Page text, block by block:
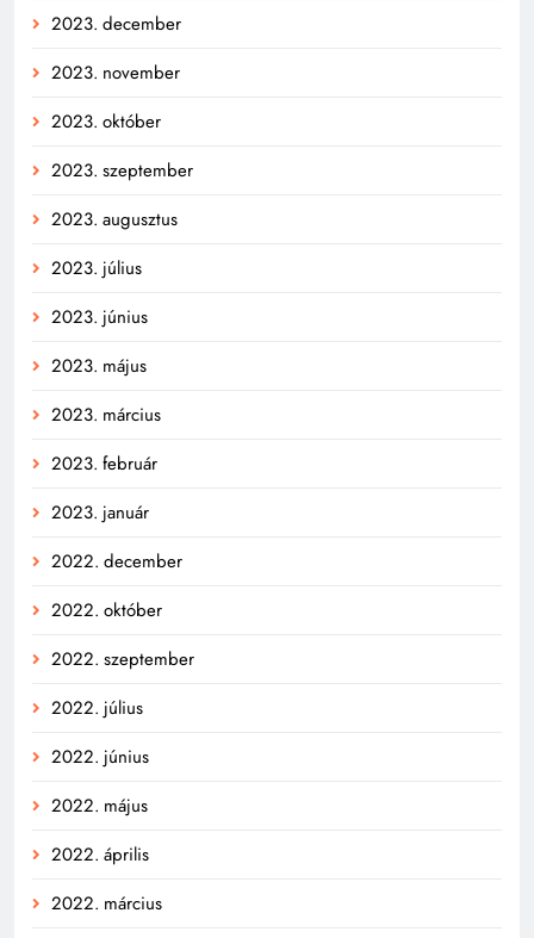
2023. december
2023. november
2023. október
2023. szeptember
2023. augusztus
2023. július
2023. június
2023. május
2023. március
2023. február
2023. január
2022. december
2022. október
2022. szeptember
2022. július
2022. június
2022. május
2022. április
2022. március